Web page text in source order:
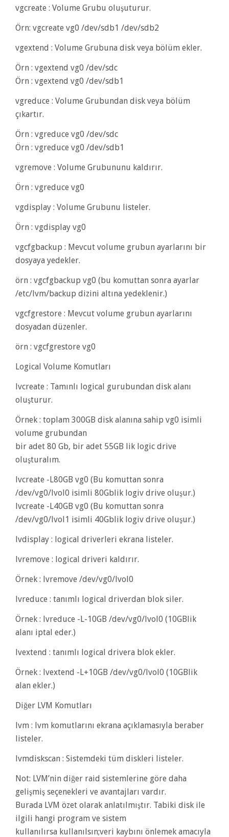
vgcreate : Volume Grubu oluşuturur.
Örn: vgcreate vg0 /dev/sdb1 /dev/sdb2
vgextend : Volume Grubuna disk veya bölüm ekler.
Örn : vgextend vg0 /dev/sdc
Örn : vgextend vg0 /dev/sdb1
vgreduce : Volume Grubundan disk veya bölüm
çıkartır.
Örn : vgreduce vg0 /dev/sdc
Örn : vgreduce vg0 /dev/sdb1
vgremove : Volume Grubununu kaldırır.
Örn : vgreduce vg0
vgdisplay : Volume Grubunu listeler.
Örn : vgdisplay vg0
vgcfgbackup : Mevcut volume grubun ayarlarını bir
dosyaya yedekler.
örn : vgcfgbackup vg0 (bu komuttan sonra ayarlar
/etc/lvm/backup dizini altına yedeklenir.)
vgcfgrestore : Mevcut volume grubun ayarlarını
dosyadan düzenler.
örn : vgcfgrestore vg0
Logical Volume Komutları
lvcreate : Tamınlı logical gurubundan disk alanı
oluşturur.
Örnek : toplam 300GB disk alanına sahip vg0 isimli
volume grubundan
bir adet 80 Gb, bir adet 55GB lik logic drive
oluşturalım.
lvcreate -L80GB vg0 (Bu komuttan sonra
/dev/vg0/lvol0 isimli 80Gblik logiv drive oluşur.)
lvcreate -L40GB vg0 (Bu komuttan sonra
/dev/vg0/lvol1 isimli 40Gblik logiv drive oluşur.)
lvdisplay : logical driverleri ekrana listeler.
lvremove : logical driveri kaldırır.
Örnek : lvremove /dev/vg0/lvol0
lvreduce : tanımlı logical driverdan blok siler.
Örnek : lvreduce -L-10GB /dev/vg0/lvol0 (10GBlik
alanı iptal eder.)
lvextend : tanımlı logical drivera blok ekler.
Örnek : lvextend -L+10GB /dev/vg0/lvol0 (10GBlik
alan ekler.)
Diğer LVM Komutları
lvm : lvm komutlarını ekrana açıklamasıyla beraber
listeler.
lvmdiskscan : Sistemdeki tüm diskleri listeler.
Not: LVM’nin diğer raid sistemlerine göre daha
gelişmiş seçenekleri ve avantajları vardır.
Burada LVM özet olarak anlatılmıştır. Tabiki disk ile
ilgili hangi program ve sistem
kullanılırsa kullanılsın;veri kaybını önlemek amacıyla